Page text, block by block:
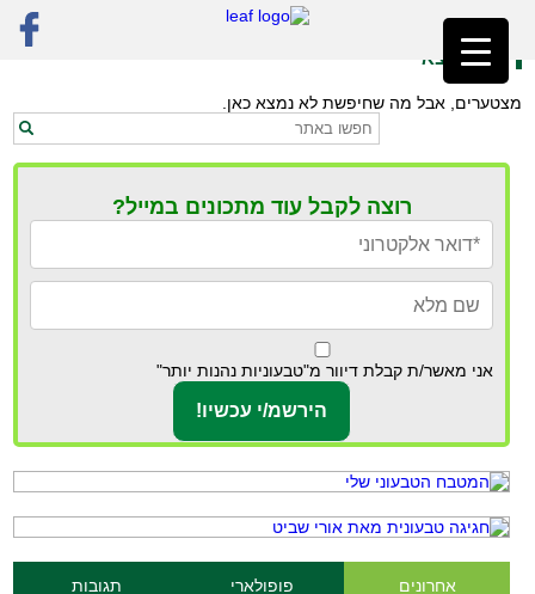
ראשי»אמפנדס טבעוני
לא נמצא
מצטערים, אבל מה שחיפשת לא נמצא כאן.
רוצה לקבל עוד מתכונים במייל?
אני מאשר/ת קבלת דיוור מ"טבעוניות נהנות יותר"
אחרונים פופולארי תגובות